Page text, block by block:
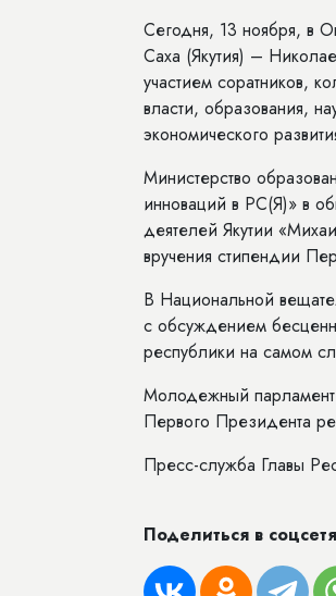
Сегодня, 13 ноября, в
Саха (Якутия) –
участием соратников,
власти, образования,
экономического
Министерство
инноваций в РС(Я)» в
деятелей Якутии
вручения стипендии
В Национальной
с обсуждением
республики на самом
Молодежный парламент
Первого Президента
Пресс-служба Главы
Поделиться в